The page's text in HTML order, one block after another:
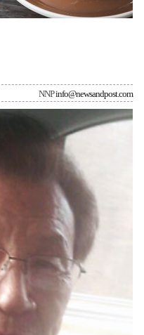
NNPinfo@newsandpost.com